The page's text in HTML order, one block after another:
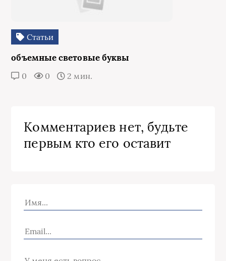
Статьи
объемные световые буквы
0 0 2 мин.
Комментариев нет, будьте
первым кто его оставит